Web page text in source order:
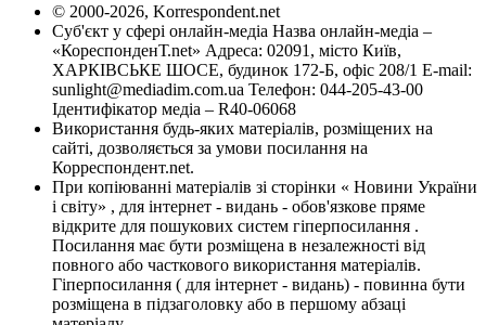
© 2000-2026, Korrespondent.net
Суб'єкт у сфері онлайн-медіа Назва онлайн-медіа –
«КореспонденТ.net» Адреса: 02091, місто Київ,
ХАРКІВСЬКЕ ШОСЕ, будинок 172-Б, офіс 208/1 E-mail:
sunlight@mediadim.com.ua Телефон: 044-205-43-00
Ідентифікатор медіа – R40-06068
Використання будь-яких матеріалів, розміщених на
сайті, дозволяється за умови посилання на
Корреспондент.net.
При копіюванні матеріалів зі сторінки « Новини України
і світу» , для інтернет - видань - обов'язкове пряме
відкрите для пошукових систем гіперпосилання .
Посилання має бути розміщена в незалежності від
повного або часткового використання матеріалів.
Гіперпосилання ( для інтернет - видань) - повинна бути
розміщена в підзаголовку або в першому абзаці